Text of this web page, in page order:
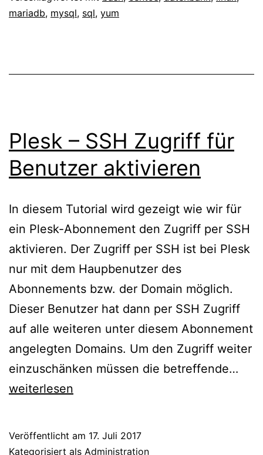
mariadb, mysql, sql, yum
Plesk – SSH Zugriff für
Benutzer aktivieren
In diesem Tutorial wird gezeigt wie wir für
ein Plesk-Abonnement den Zugriff per SSH
aktivieren. Der Zugriff per SSH ist bei Plesk
nur mit dem Haupbenutzer des
Abonnements bzw. der Domain möglich.
Dieser Benutzer hat dann per SSH Zugriff
auf alle weiteren unter diesem Abonnement
angelegten Domains. Um den Zugriff weiter
einzuschänken müssen die betreffende…
weiterlesen
Veröffentlicht am 17. Juli 2017
Kategorisiert als Administration